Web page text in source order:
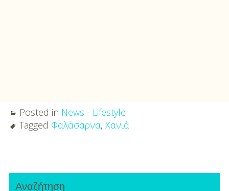
Posted in News - Lifestyle
Tagged Φαλάσαρνα, Χανιά
navigation
Primary
Αναζήτηση